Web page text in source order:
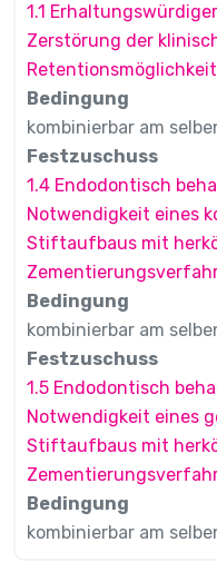
1.1
Zerstörung der
Bedingung
kombinierbar am
Festzuschuss
1.4 Endodontisch
Notwendigkeit eines
Stiftaufbaus mit
Bedingung
kombinierbar am
Festzuschuss
1.5 Endodontisch
Notwendigkeit eines
Stiftaufbaus mit
Bedingung
kombinierbar am